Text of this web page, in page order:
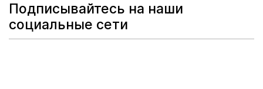
Подписывайтесь на наши
социальные сети